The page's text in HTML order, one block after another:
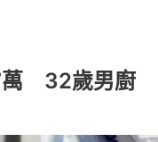
萬 32歲男廚